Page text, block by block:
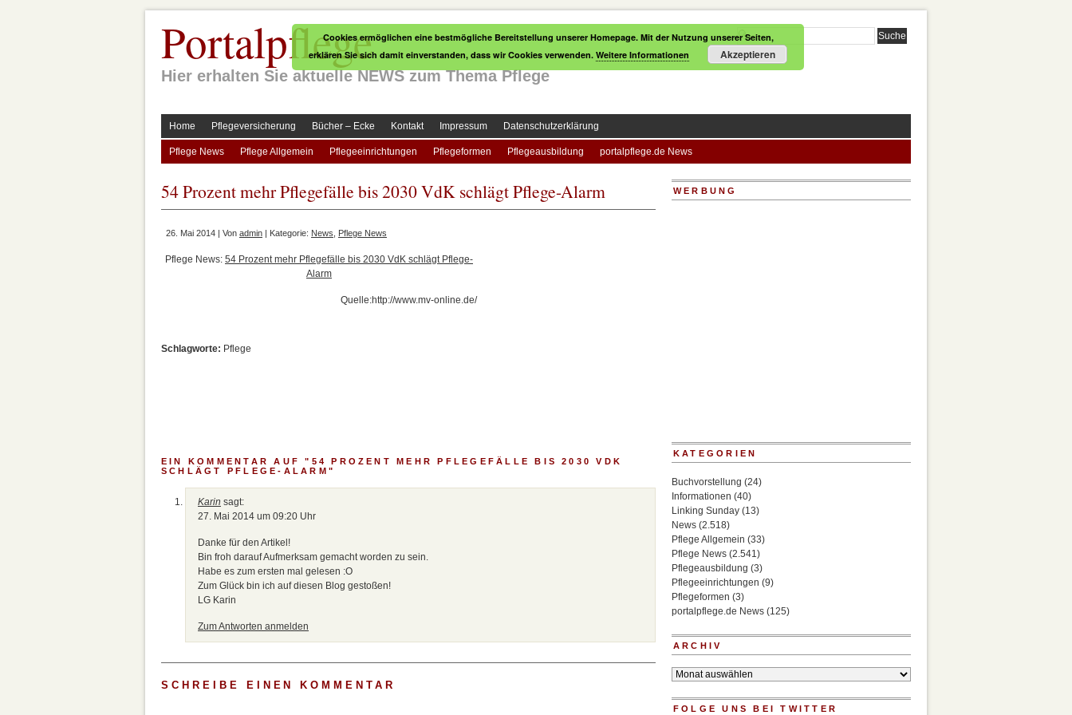
Portalpflege
Hier erhalten Sie aktuelle NEWS zum Thema Pflege
Home Pflegeversicherung Bücher – Ecke Kontakt Impressum Datenschutzerklärung
Pflege News Pflege Allgemein Pflegeeinrichtungen Pflegeformen Pflegeausbildung portalpflege.de News
54 Prozent mehr Pflegefälle bis 2030 VdK schlägt Pflege-Alarm
26. Mai 2014 | Von admin | Kategorie: News Pflege News
Pflege News: 54 Prozent mehr Pflegefälle bis 2030 VdK schlägt Pflege-
Alarm
Quelle:http://www.mv-online.de/
Schlagworte: Pflege
EIN KOMMENTAR AUF "54 PROZENT MEHR PFLEGEFÄLLE BIS 2030 VDK
SCHLÄGT PFLEGE-ALARM"
Karin sagt:
27. Mai 2014 um 09:20 Uhr
Danke für den Artikel!
Bin froh darauf Aufmerksam gemacht worden zu sein.
Habe es zum ersten mal gelesen :O
Zum Glück bin ich auf diesen Blog gestoßen!
LG Karin
Zum Antworten anmelden
SCHREIBE EINEN KOMMENTAR
WERBUNG
KATEGORIEN
Buchvorstellung (24)
Informationen (40)
Linking Sunday (13)
News (2.518)
Pflege Allgemein (33)
Pflege News (2.541)
Pflegeausbildung (3)
Pflegeeinrichtungen (9)
Pflegeformen (3)
portalpflege.de News (125)
ARCHIV
Archiv
FOLGE UNS BEI TWITTER
Cookies ermöglichen eine bestmögliche Bereitstellung unserer Homepage. Mit der Nutzung unserer Seiten,
erklären Sie sich damit einverstanden, dass wir Cookies verwenden. Weitere Informationen Akzeptieren